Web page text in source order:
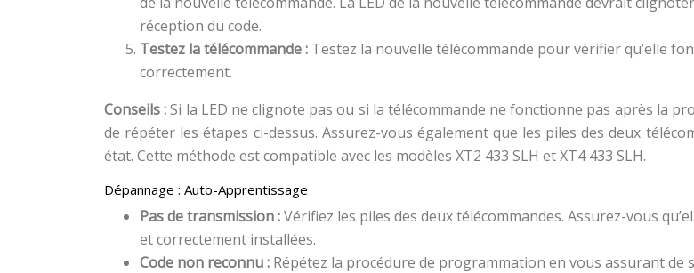
réception du code.
Testez la télécommande : Testez la nouvelle télécommande pour vérifier qu’elle
correctement.
Conseils :Si la LED ne clignote pas ou si la télécommande ne fonctionne pas après la
de répéter les étapes ci-dessus. Assurez-vous également que les piles des deux
état. Cette méthode est compatible avec les modèles XT2 433 SLH et XT4 433 SLH.
Dépannage : Auto-Apprentissage
Pas de transmission :Vérifiez les piles des deux télécommandes. Assurez-vous
et correctement installées.
Code non reconnu : Répétez la procédure de programmation en vous assurant de